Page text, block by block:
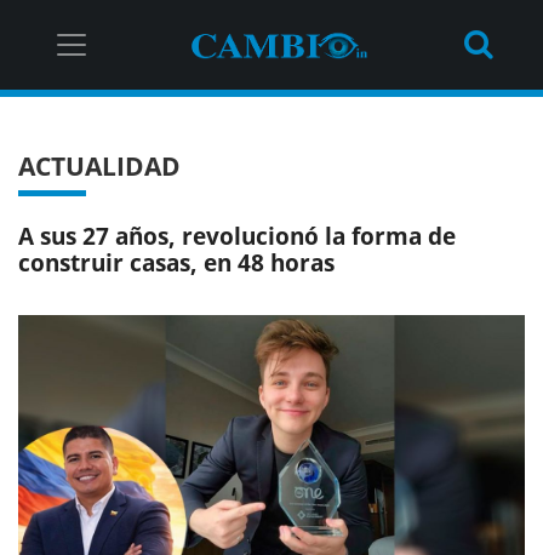
ACTUALIDAD
A sus 27 años, revolucionó la forma de
construir casas, en 48 horas